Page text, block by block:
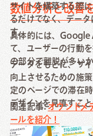
数値分析と改善
サイトを構築する際
るだけでなく、デー
す。
具体的には、Google
て、ユーザーの行動
の部分で離脱が多い
データをもとに、サ
向上させるための施
定のページでの滞在
デザインを見直すこ
関連記事:オウンドメ
ールを紹介！